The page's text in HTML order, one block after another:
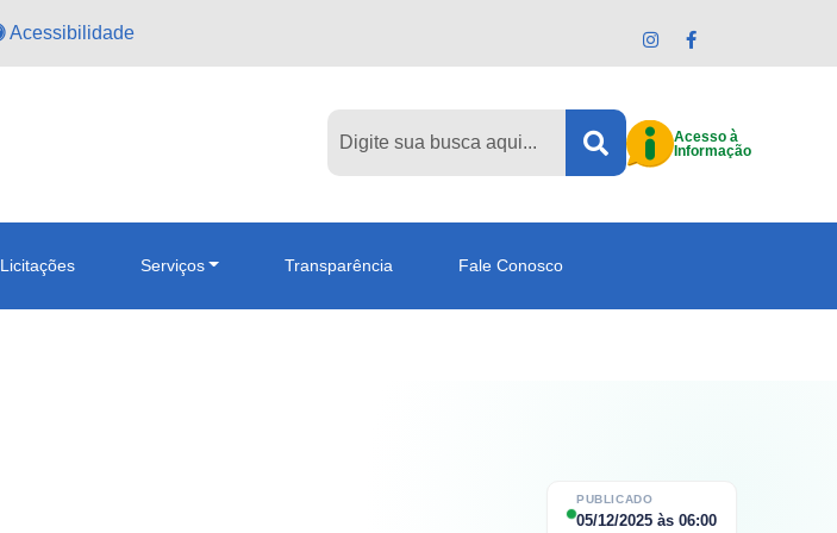
Acessibilidade
Acesso à
Informação
Licitações Serviços Transparência Fale Conosco
PUBLICADO
05/12/2025 às 06:00